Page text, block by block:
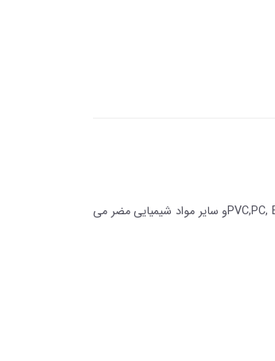
بطری شیر خوری برث می از بهترین مواد اولیه پلی پروپیلن بهداشتی و شفاف، سبکو مقاوم به ضربه تولید شده است. بطری شیشه شیر خوری عاری از PVC,PC, BPAو سایر مواد شیمیایی مضر می